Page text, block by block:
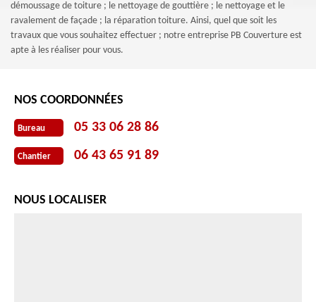
démoussage de toiture ; le nettoyage de gouttière ; le nettoyage et le
ravalement de façade ; la réparation toiture. Ainsi, quel que soit les
travaux que vous souhaitez effectuer ; notre entreprise PB Couverture est
apte à les réaliser pour vous.
NOS COORDONNÉES
Bureau 05 33 06 28 86
Chantier 06 43 65 91 89
NOUS LOCALISER